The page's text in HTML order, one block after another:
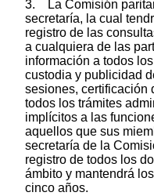
3. La Comisión
secretaría, la cual
registro de las
a cualquiera de las
información a todos
custodia y publicidad
sesiones, certificación
todos los trámites
implícitos a las
aquellos que sus
secretaría de la
registro de todos los
ámbito y mantendrá
cinco años.